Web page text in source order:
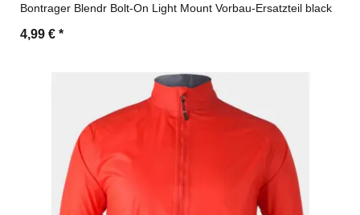
Bontrager Blendr Bolt-On Light Mount Vorbau-Ersatzteil black
4,99 € *